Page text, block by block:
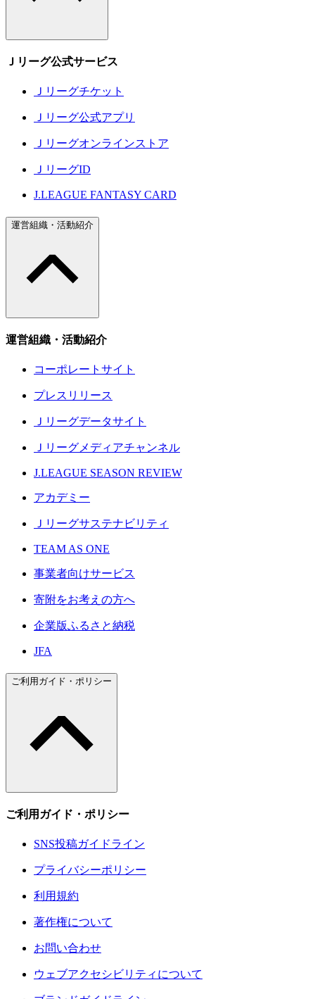
Ｊリーグ公式サービス
Ｊリーグチケット
Ｊリーグ公式アプリ
Ｊリーグオンラインストア
ＪリーグID
J.LEAGUE FANTASY CARD
運営組織・活動紹介
運営組織・活動紹介
コーポレートサイト
プレスリリース
Ｊリーグデータサイト
Ｊリーグメディアチャンネル
J.LEAGUE SEASON REVIEW
アカデミー
Ｊリーグサステナビリティ
TEAM AS ONE
事業者向けサービス
寄附をお考えの方へ
企業版ふるさと納税
JFA
ご利用ガイド・ポリシー
ご利用ガイド・ポリシー
SNS投稿ガイドライン
プライバシーポリシー
利用規約
著作権について
お問い合わせ
ウェブアクセシビリティについて